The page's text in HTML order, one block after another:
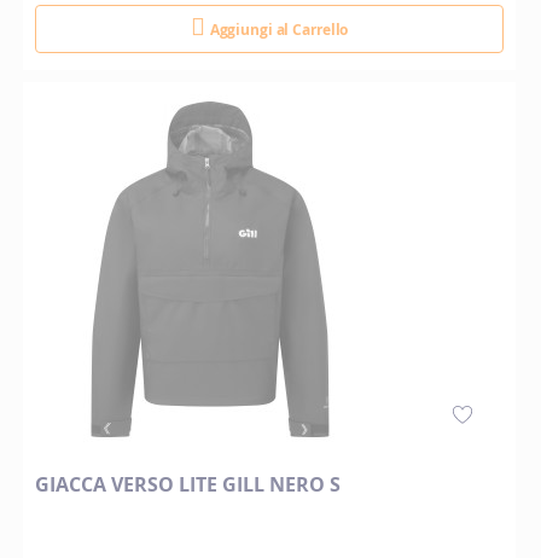
Aggiungi al Carrello
GIACCA VERSO LITE GILL NERO S